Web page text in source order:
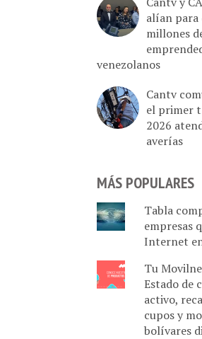
alían para
millones
venezolanos
Cantv
el primer
2026
averías
MÁS POPULARES
Tabla
empresas
Internet
Tu
Estado de
activo,
cupos y
bolívares